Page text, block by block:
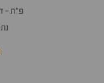
פ״ת - דרך